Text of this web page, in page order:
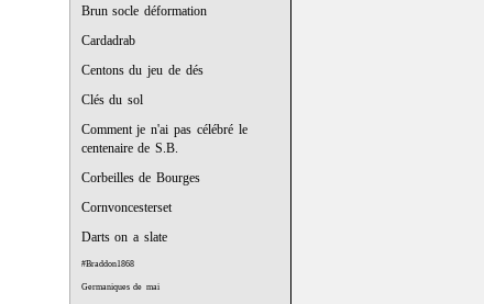
Brun socle déformation
Cardadrab
Centons du jeu de dés
Clés du sol
Comment je n'ai pas célébré le
centenaire de S.B.
Corbeilles de Bourges
Cornvoncesterset
Darts on a slate
#Braddon1868
Germaniques de mai